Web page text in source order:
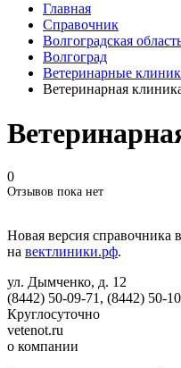
Главная
Справочник
Волгоградская
Волгоград
Ветеринарные
Ветеринарная
0
Отзывов пока нет
Новая версия справочника
на вектлиники.рф.
ул. Дымченко, д. 12
(8442) 50-09-71, (8442) 50-
Круглосуточно
vetenot.ru
о компании